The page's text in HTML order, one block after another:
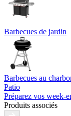
Barbecues de jardin
Barbecues au
Patio
Préparez vos week-
Produits associés